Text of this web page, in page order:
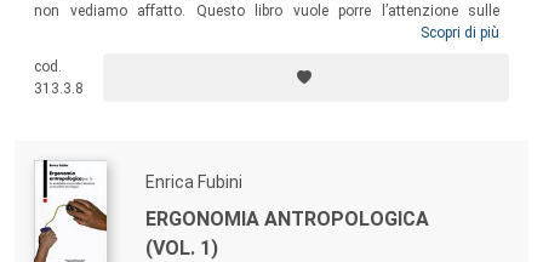
non vediamo affatto. Questo libro vuole porre l’attenzione sulle
specifiche modalità di messa in discorso dei dati in esempi anche
rappresentazione e visualizzazione dei dati; da alcune installazioni
digitali interattive alla contaminazione tra media, come nella photoviz;
Scopri di più
cod.
313.3.8
Enrica Fubini
ERGONOMIA ANTROPOLOGICA
(VOL. 1)